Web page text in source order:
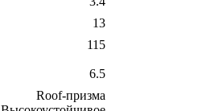
13
115
6.5
Roof-призма